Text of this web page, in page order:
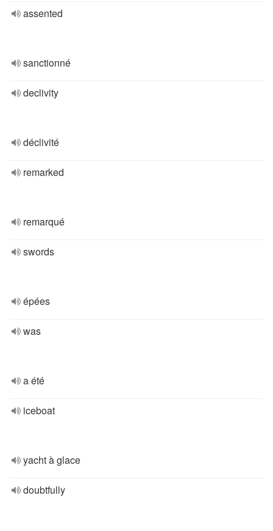
assented
sanctionné
declivity
déclivité
remarked
remarqué
swords
épées
was
a été
iceboat
yacht à glace
doubtfully